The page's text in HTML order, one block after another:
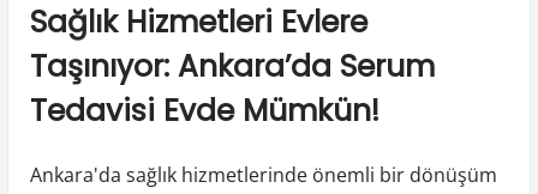
Sağlık Hizmetleri Evlere
Taşınıyor: Ankara’da Serum
Tedavisi Evde Mümkün!
Ankara'da sağlık hizmetlerinde önemli bir dönüşüm